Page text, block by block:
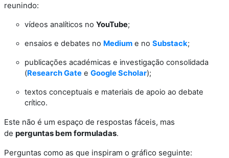
reunindo:
vídeos analíticos no YouTube;
ensaios e debates no Medium e no Substack;
publicações académicas e investigação consolidada
(Research Gate e Google Scholar);
textos conceptuais e materiais de apoio ao debate
crítico.
Este não é um espaço de respostas fáceis, mas
de perguntas bem formuladas.
Perguntas como as que inspiram o gráfico seguinte: